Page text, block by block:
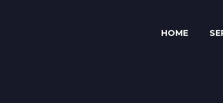
HOME